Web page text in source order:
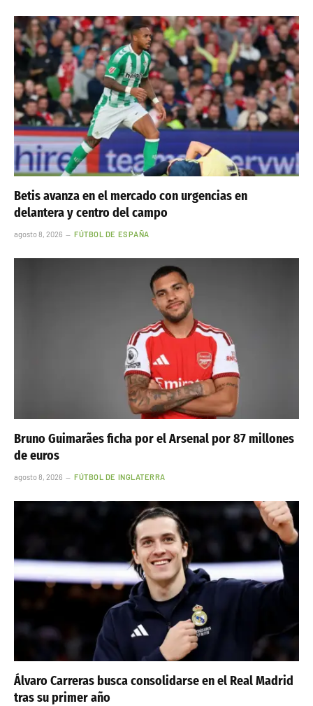
Betis avanza en el mercado con urgencias en
delantera y centro del campo
agosto 8, 2026 FÚTBOL DE ESPAÑA
Bruno Guimarães ficha por el Arsenal por 87 millones
de euros
agosto 8, 2026 FÚTBOL DE INGLATERRA
Álvaro Carreras busca consolidarse en el Real Madrid
tras su primer año